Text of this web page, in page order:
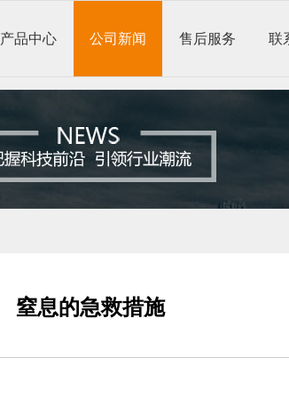
产品中心 公司新闻 售后服务 联
窒息的急救措施